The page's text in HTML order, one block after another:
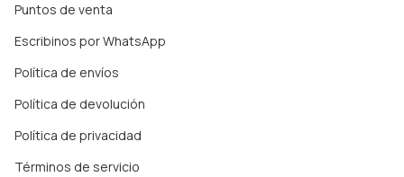
Puntos de venta
Escribinos por WhatsApp
Política de envíos
Política de devolución
Política de privacidad
Términos de servicio